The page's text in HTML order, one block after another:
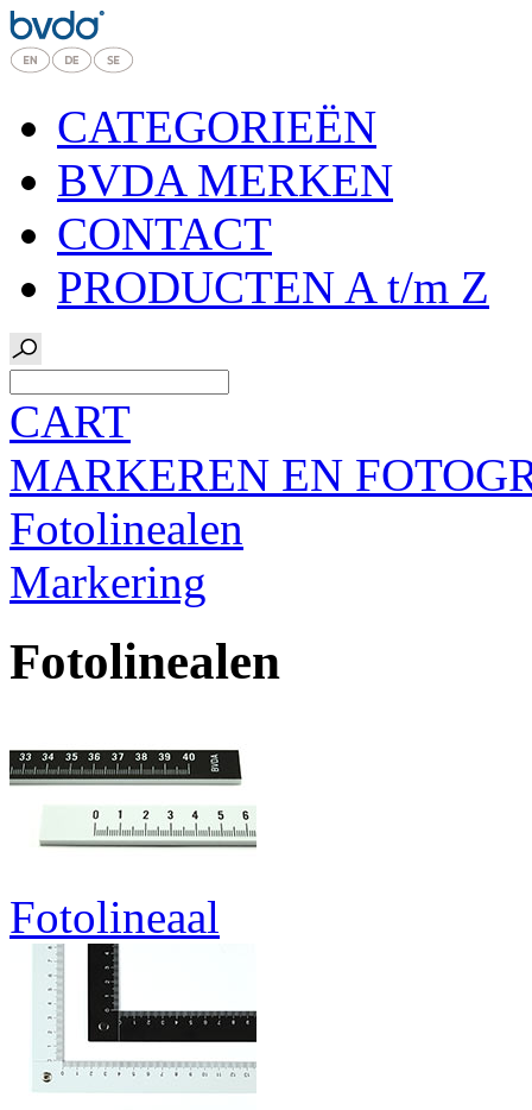
CATEGORIEËN
BVDA MERKEN
CONTACT
PRODUCTEN A t/m Z
CART
MARKEREN EN
Fotolinealen
Markering
Fotolinealen
Fotolineaal